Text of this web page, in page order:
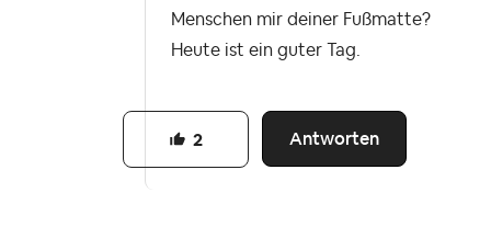
Menschen mir deiner Fußmatte?
Heute ist ein guter Tag.
Antworten
2